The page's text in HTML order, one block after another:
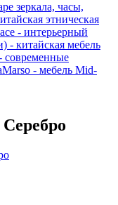
зеркала, часы,
этническая
- интерьерный
- китайская мебель
современные
Marso - мебель Mid-